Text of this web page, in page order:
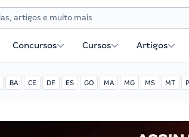
Concursos Cursos Artigos
BA CE DF ES GO MA MG MS MT